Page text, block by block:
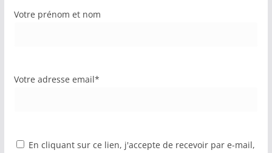
Votre prénom et nom
Votre adresse email*
En cliquant sur ce lien, j'accepte de recevoir par e-mail,